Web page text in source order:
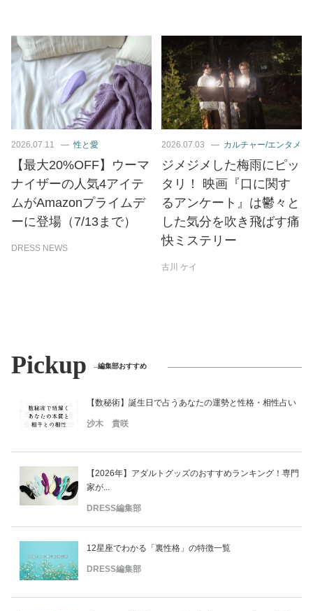
2026.07.11 性と愛
【最大20%OFF】ウーマ
ナイザーの人気4アイテ
ムがAmazonプライムデ
ーに登場（7/13まで）
DRESS NEWS
2026.07.03 カルチャー/エンタメ
ジメジメした梅雨にピッ
タリ！ 映画『口に関す
るアンケート』は鬱々と
した気分を吹き飛ばす痛
快ミステリー
古川 ケイ
Pickup 編集部おすすめ
【数秘術】誕生日で占うあなたの運勢と性格・相性占い
沙木 貴咲
【2026年】アダルトグッズのおすすめランキング！専門
家が...
DRESS編集部
12星座でわかる「裏性格」の特徴一覧
DRESS編集部